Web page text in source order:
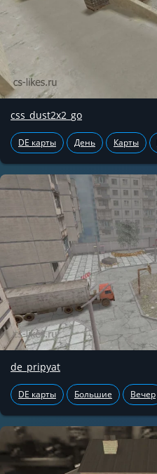
css_dust2x2_go
DE карты День Карты
de_pripyat
DE карты Большие Вечер